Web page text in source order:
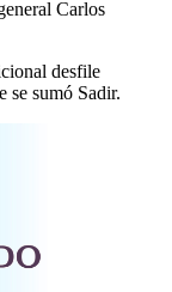
Carlos
desfile
se sumó Sadir.